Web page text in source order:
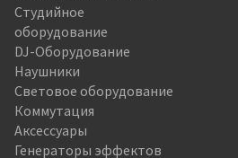
Студийное
оборудование
DJ-Оборудование
Наушники
Световое оборудование
Коммутация
Аксессуары
Генераторы эффектов